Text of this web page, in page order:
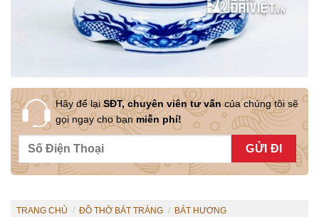
Hãy để lạiSĐT, chuyên viên tư vấncủa chúng tôi sẽ
gọi ngay cho bạnmiễn phí!
TRANG CHỦ / ĐỒ THỜ BÁT TRÀNG / BÁT HƯƠNG